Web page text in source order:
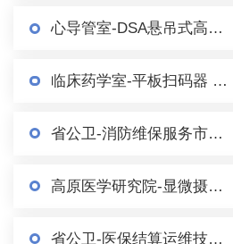
心导管室-DSA悬吊式高压注射（泵）系统 市场调研
临床药学室-平板扫码器 市场调研
省公卫-消防维保服务市场调研（第二轮）
高原医学研究院-显微摄像系统（倒置） 市场调研
省公卫-医保结算运维技术服务市场调研